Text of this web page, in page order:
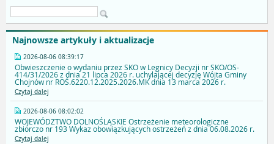
Najnowsze artykuły i aktualizacje
2026-08-06 08:39:17
Obwieszczenie o wydaniu przez SKO w Legnicy Decyzji nr SKO/OS-
414/31/2026 z dnia 21 lipca 2026 r. uchylającej decyzję Wójta Gminy
Chojnów nr ROŚ.6220.12.2025.2026.MK dnia 13 marca 2026 r.
Czytaj dalej
2026-08-06 08:02:02
WOJEWÓDZTWO DOLNOŚLĄSKIE Ostrzeżenie meteorologiczne
zbiorczo nr 193 Wykaz obowiązkujących ostrzeżeń z dnia 06.08.2026 r.
Czytaj dalej